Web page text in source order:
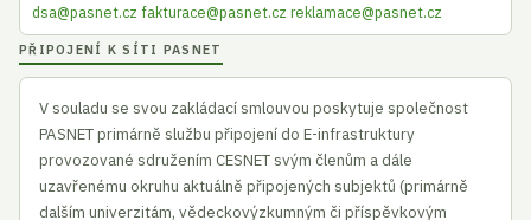
dsa@pasnet.cz fakturace@pasnet.cz reklamace@pasnet.cz
PŘIPOJENÍ K SÍTI PASNET
V souladu se svou zakládací smlouvou poskytuje společnost
PASNET primárně službu připojení do E-infrastruktury
provozované sdružením CESNET svým členům a dále
uzavřenému okruhu aktuálně připojených subjektů (primárně
dalším univerzitám, vědeckovýzkumným či příspěvkovým